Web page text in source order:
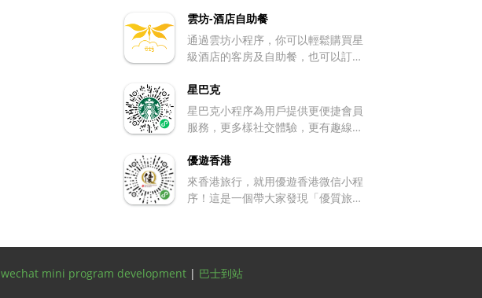
跨越危險區域；進入礦車軌道場景，
玩家則需控製礦車前進方向，避免碰
撞。 角色與寵物系統豐富 團隊精心
戰士、李小龍、春麗、嫦娥等，每個
角色都具備獨特技能。同時有仙林馬
鹿、赤焰鳳凰、雪啾啾等大量各具輔
加金幣獲取量、提升復活幾率等。 道
金器等，可助力玩家應對難關，更順
利地跑出更遠距離。道具能用遊戲過
籠等特色道具，解鎖舞獅裝等節日專
深、自覺不適、高危接觸、居家隔離
等五類人群自主申報健康信息。
雲坊-酒店自助餐
通過雲坊小程序，你可以輕鬆購買星
級酒店的客房及自助餐，也可以訂
的價格出售，趕緊打開雲坊小程序看
看。 如果你是酒店，也可以跟我們聯
絡，我們可以把你的產品放在雲坊
星巴克
星巴克小程序為用戶提供更便捷會員
服務，更多樣社交體驗，更有趣線上
通過星巴克小程序於線下下單，也可
以通過專星送把咖啡送上門。
優遊香港
來香港旅行，就用優遊香港微信小程
序！這是一個帶大家發現「優質旅遊
錢小能手。 有它在手，可以一鍵使用
售等優質商戶；更可以獲取最新的香
wechat mini program development | 巴士到站